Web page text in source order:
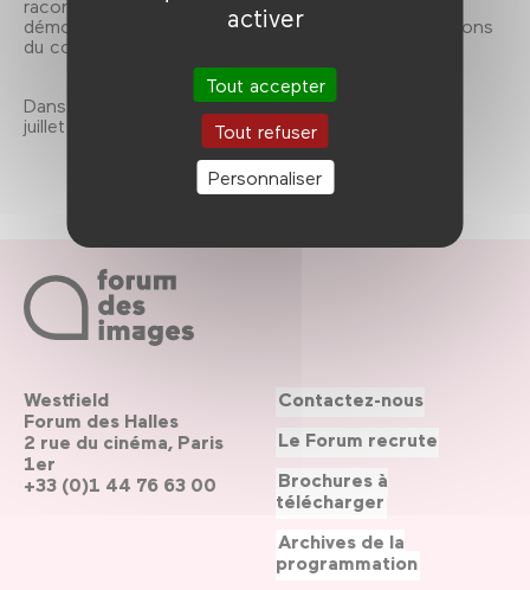
activer
Tout accepter
Tout refuser
Personnaliser
racontent comment le dessin de presse exerce à la
démocratie et à l’émancipation des futures générations
du continent.
Dans le cadre du colloque Cartooning in Africa, le 2
juillet 2021.
Westfield
Forum des Halles
2 rue du cinéma, Paris
1er
+33 (0)1 44 76 63 00
Contactez-nous
Le Forum recrute
Brochures à
télécharger
Archives de la
programmation